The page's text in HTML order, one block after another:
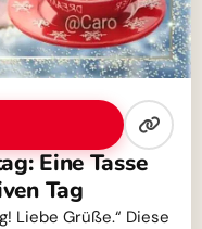
Eine Tasse
Tag
Liebe Grüße.“ Diese